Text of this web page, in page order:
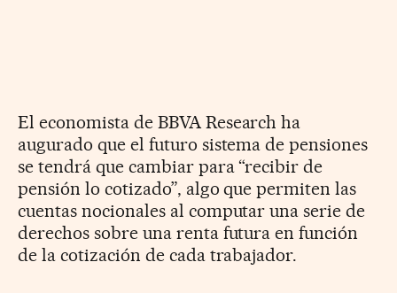
El economista de BBVA Research ha
augurado que el futuro sistema de pensiones
se tendrá que cambiar para “recibir de
pensión lo cotizado”, algo que permiten las
cuentas nocionales al computar una serie de
derechos sobre una renta futura en función
de la cotización de cada trabajador.